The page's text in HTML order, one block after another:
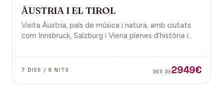
ÀUSTRIA I EL TIROL
Visita Àustria, país de música i natura, amb ciutats
com Innsbruck, Salzburg i Viena plenes d’història i
7 DIES / 6 NITS DES DE2949€